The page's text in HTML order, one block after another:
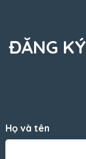
ĐĂNG KÝ
Họ và tên